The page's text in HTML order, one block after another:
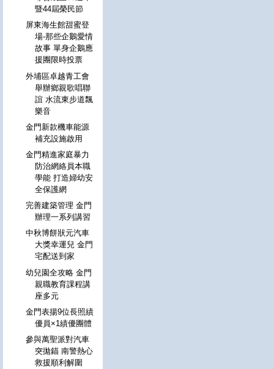
暨44屆榮民節
屏東海生館甜蜜登
場-那些企鵝愛情
故事 單身企鵝應
援團限時投票
外埔區卓越青工會
舉辦鄉親歌唱聯
誼 水流東步道飄
樂音
金門新款機車能源
補充設施啟用
金門精進家庭暴力
防治網絡員本職
學能 打造婦幼安
全保護網
完善建築管理 金門
辦理一系列講習
中秋博餅狀元汽車
大獎幸運兒 金門
宅配送到家
幼兒園全攻略 金門
親職教育課程講
座多元
金門表揚9位長照績
優員×1績優團體
參與萬聖派對汽車
突拋錨 南警熱心
救援順利解圍